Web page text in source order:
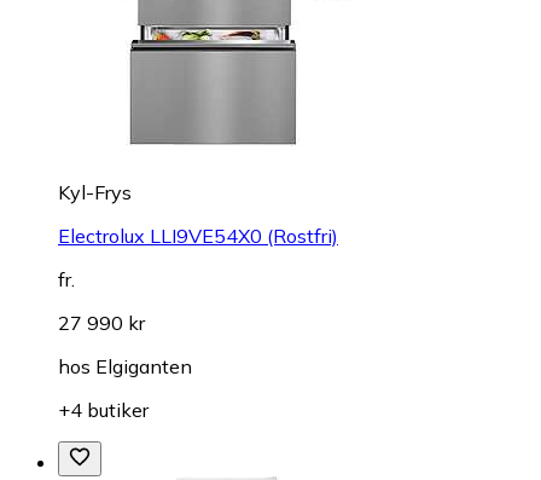
Kyl-Frys
Electrolux LLI9VE54X0 (Rostfri)
fr.
27 990 kr
hos Elgiganten
+4 butiker